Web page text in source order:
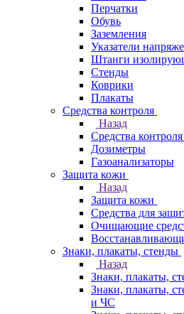
Перчатки
Обувь
Заземления
Указатели
Штанги
Стенды
Коврики
Плакаты
Средства контроля
Назад
Средства контроля
Дозиметры
Газоанализаторы
Защита кожи
Назад
Защита кожи
Средства для
Очищающие
Знаки, плакаты, стенды
Назад
Знаки, плакаты,
Знаки, плакаты,
и ЧС